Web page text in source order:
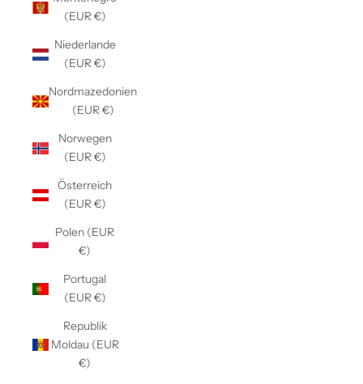
(EUR €)
Niederlande
(EUR €)
Nordmazedonien
(EUR €)
Norwegen
(EUR €)
Österreich
(EUR €)
Polen (EUR
€)
Portugal
(EUR €)
Republik
Moldau (EUR
€)